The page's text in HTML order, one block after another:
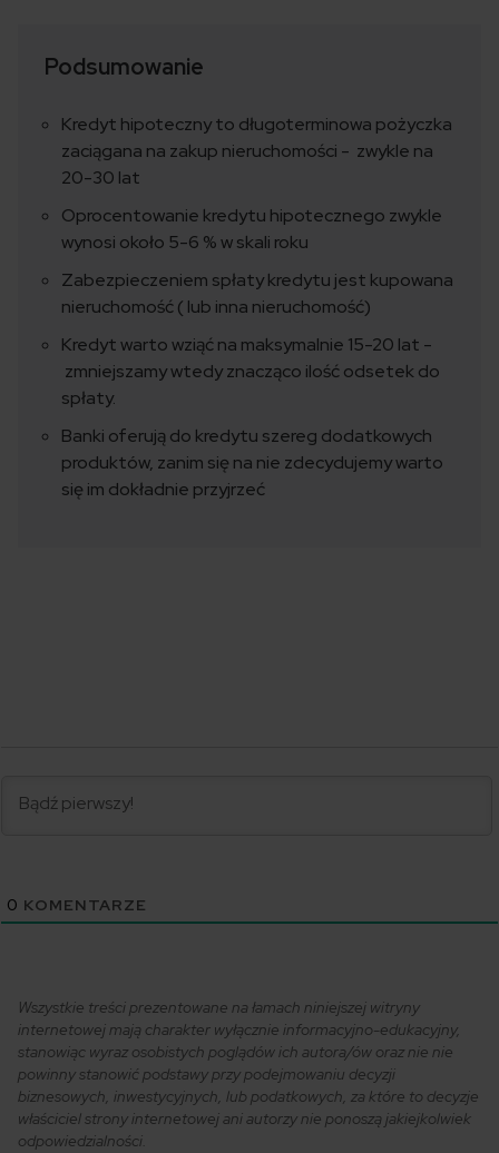
Podsumowanie
Kredyt hipoteczny to długoterminowa pożyczka
zaciągana na zakup nieruchomości - zwykle na
20-30 lat
Oprocentowanie kredytu hipotecznego zwykle
wynosi około 5-6 % w skali roku
Zabezpieczeniem spłaty kredytu jest kupowana
nieruchomość ( lub inna nieruchomość)
Kredyt warto wziąć na maksymalnie 15-20 lat -
zmniejszamy wtedy znacząco ilość odsetek do
spłaty.
Banki oferują do kredytu szereg dodatkowych
produktów, zanim się na nie zdecydujemy warto
się im dokładnie przyjrzeć
0 KOMENTARZE
Wszystkie treści prezentowane na łamach niniejszej witryny
internetowej mają charakter wyłącznie informacyjno-edukacyjny,
stanowiąc wyraz osobistych poglądów ich autora/ów oraz nie nie
powinny stanowić podstawy przy podejmowaniu decyzji
biznesowych, inwestycyjnych, lub podatkowych, za które to decyzje
właściciel strony internetowej ani autorzy nie ponoszą jakiejkolwiek
odpowiedzialności.